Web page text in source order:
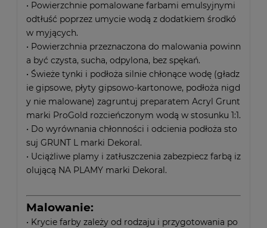
• Powierzchnie pomalowane farbami emulsyjnymi
odtłuść poprzez umycie wodą z dodatkiem środkó
w myjących.
• Powierzchnia przeznaczona do malowania powinn
a być czysta, sucha, odpylona, bez spękań.
• Świeże tynki i podłoża silnie chłonące wodę (gładz
ie gipsowe, płyty gipsowo-kartonowe, podłoża nigd
y nie malowane) zagruntuj preparatem Acryl Grunt
marki ProGold rozcieńczonym wodą w stosunku 1:1.
• Do wyrównania chłonności i odcienia podłoża sto
suj GRUNT L marki Dekoral.
• Uciążliwe plamy i zatłuszczenia zabezpiecz farbą iz
olującą NA PLAMY marki Dekoral.
Malowanie:
• Krycie farby zależy od rodzaju i przygotowania po